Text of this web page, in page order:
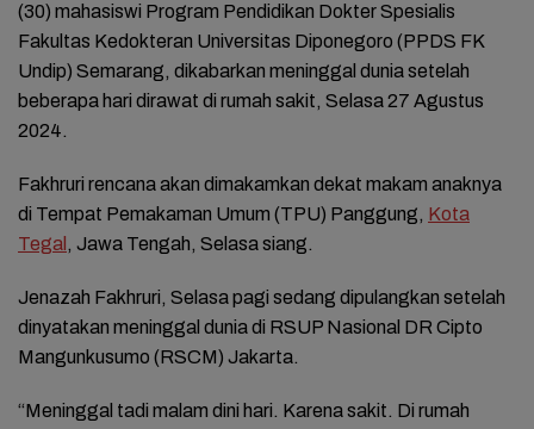
(30) mahasiswi Program Pendidikan Dokter Spesialis
Fakultas Kedokteran Universitas Diponegoro (PPDS FK
Undip) Semarang, dikabarkan meninggal dunia setelah
beberapa hari dirawat di rumah sakit, Selasa 27 Agustus
2024.
Fakhruri rencana akan dimakamkan dekat makam anaknya
di Tempat Pemakaman Umum (TPU) Panggung, Kota
Tegal , Jawa Tengah, Selasa siang.
Jenazah Fakhruri, Selasa pagi sedang dipulangkan setelah
dinyatakan meninggal dunia di RSUP Nasional DR Cipto
Mangunkusumo (RSCM) Jakarta.
“Meninggal tadi malam dini hari. Karena sakit. Di rumah